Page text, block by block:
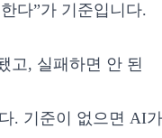
다”가 기준입니다.
고, 실패하면 안 된
. 기준이 없으면 AI가